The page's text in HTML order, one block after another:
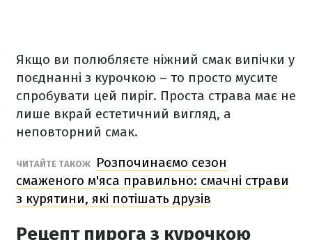
Якщо ви полюбляєте ніжний смак випічки у
поєднанні з курочкою – то просто мусите
спробувати цей пиріг. Проста страва має не
лише вкрай естетичний вигляд, а
неповторний смак.
ЧИТАЙТЕ ТАКОЖ
Розпочинаємо сезон
смаженого м'яса правильно: смачні страви
з курятини, які потішать друзів
Рецепт пирога з курочкою